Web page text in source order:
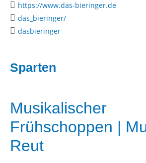
https://www.das-bieringer.de
das_bieringer/
dasbieringer
Sparten
Musikalischer
Frühschoppen |
Reut